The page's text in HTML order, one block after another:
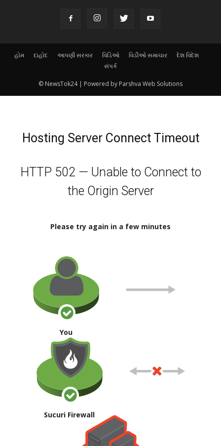
હોમ દાહોદ આપણી સરકાર વિડિઓ વિડીઓ સમાચાર
દેશ વિદેશ
સંપર્ક
© NewsTok24 | Powered by Parshva Web Solutions
Hosting Server Connect Timeout
HTTP 502 — Unable to Connect to
the Origin Server
Please try again in a few minutes
You
Sucuri Firewall